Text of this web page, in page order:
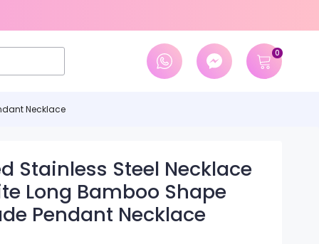
0
Necklace
Stainless Steel Necklace
Long Bamboo Shape
Pendant Necklace